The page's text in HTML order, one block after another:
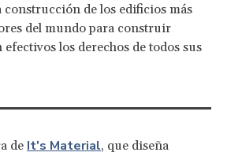
de los edificios más
del mundo para construir
efectivos los derechos de todos sus
de It's Material, que diseña